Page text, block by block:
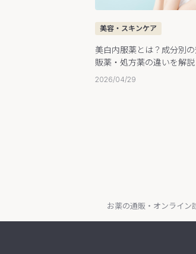
美容・スキンケア
美白内服薬とは？成分別
販薬・処方薬の違いを解説
2026/04/29
お薬の通販・オンライン